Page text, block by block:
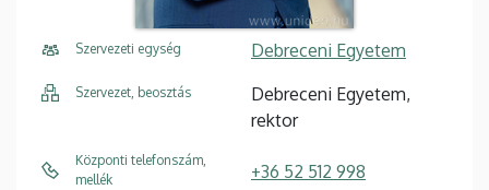
Szervezeti egység Debreceni Egyetem
Szervezet, beosztás
Debreceni Egyetem,
rektor
Központi telefonszám,
mellék
+36 52 512 998